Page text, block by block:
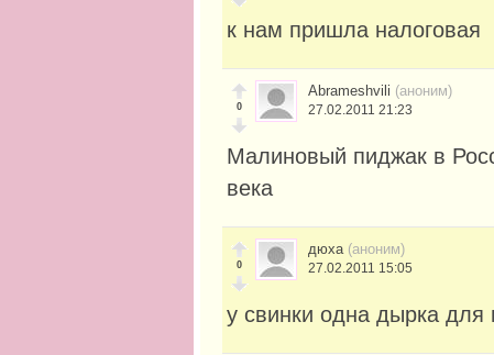
к нам пришла налоговая
0
Abrameshvili (аноним)
27.02.2011 21:23
Малиновый пиджак в
века
0
дюха (аноним)
27.02.2011 15:05
у свинки одна дырка для